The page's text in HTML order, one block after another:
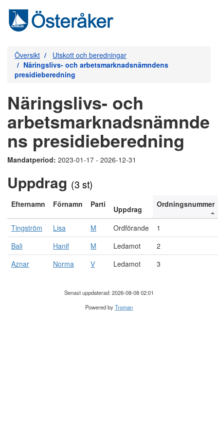
Översikt
Utskott och beredningar
Näringslivs- och arbetsmarknadsnämndens
presidieberedning
Näringslivs- och
arbetsmarknadsnämnde
ns presidieberedning
Mandatperiod: 2023-01-17 - 2026-12-31
Uppdrag (3 st)
Efternamn Förnamn Parti
Uppdrag
Ordningsnummer
Tingström Lisa M Ordförande
1
Bali
Hanif M Ledamot
2
Aznar
Norma V Ledamot 3
Senast uppdaterad: 2026-08-08 02:01
Powered byTroman